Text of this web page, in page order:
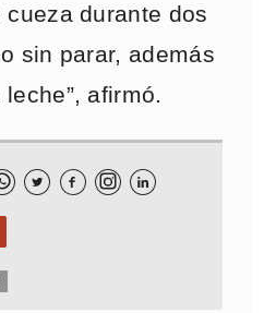
durante dos
sin parar, además
afirmó.
  